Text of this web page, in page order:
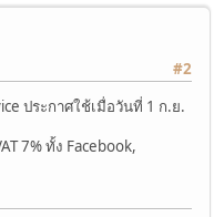
#2
ประกาศใช้เมื่อวันที่ 1 ก.ย.
7% ทั้ง Facebook,